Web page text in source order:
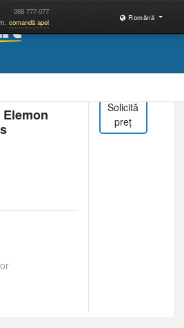
068 777-077
comandă apel
Română
Solicită
preț